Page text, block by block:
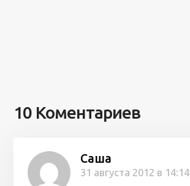
10 Коментариев
Саша
31 августа 2012 в 14:14